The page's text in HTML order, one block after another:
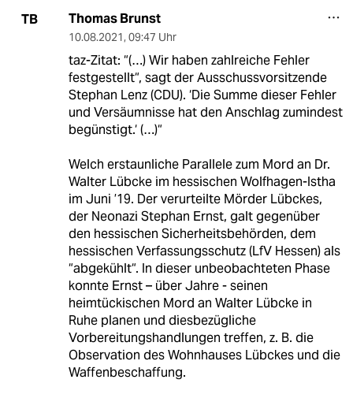
TB Thomas Brunst
10.08.2021, 09:47 Uhr
taz-Zitat: “(…) Wir haben zahlreiche Fehler
festgestellt“, sagt der Ausschussvorsitzende
Stephan Lenz (CDU). ‘Die Summe dieser Fehler
und Versäumnisse hat den Anschlag zumindest
begünstigt.‘ (…)“
Welch erstaunliche Parallele zum Mord an Dr.
Walter Lübcke im hessischen Wolfhagen-Istha
im Juni ’19. Der verurteilte Mörder Lübckes,
der Neonazi Stephan Ernst, galt gegenüber
den hessischen Sicherheitsbehörden, dem
hessischen Verfassungsschutz (LfV Hessen) als
“abgekühlt“. In dieser unbeobachteten Phase
konnte Ernst – über Jahre - seinen
heimtückischen Mord an Walter Lübcke in
Ruhe planen und diesbezügliche
Vorbereitungshandlungen treffen, z. B. die
Observation des Wohnhauses Lübckes und die
Waffenbeschaffung.